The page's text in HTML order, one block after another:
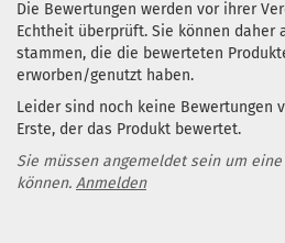
Die Bewertungen werden vor ihrer
Echtheit überprüft. Sie können daher
stammen, die die bewerteten
erworben/genutzt haben.
Leider sind noch keine Bewertungen
Erste, der das Produkt bewertet.
Sie müssen angemeldet sein um
können. Anmelden